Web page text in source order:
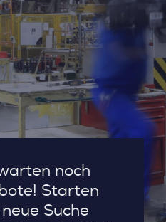
noch
Starten
Suche